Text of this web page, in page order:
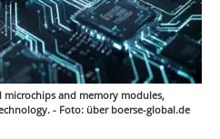
and memory modules,
- Foto: über boerse-global.de